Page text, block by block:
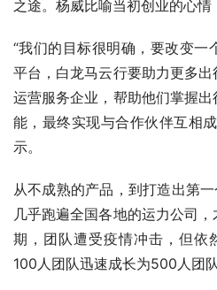
之途。杨威比喻当初创业的心情
“我们的目标很明确，要改变一
平台，白龙马云行要助力更多
运营服务企业，帮助他们掌握
能，最终实现与合作伙伴互相
示。
从不成熟的产品，到打造出第
几乎跑遍全国各地的运力公司
期，团队遭受疫情冲击，但依
100人团队迅速成长为500人团